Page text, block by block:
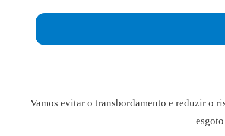
Vamos evitar o transbordamento e reduzir o